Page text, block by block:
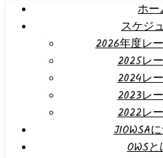
ホー
スケジ
2026年度レ
2025レ
2024レ
2023レ
2022レ
JIOWSA
OWS